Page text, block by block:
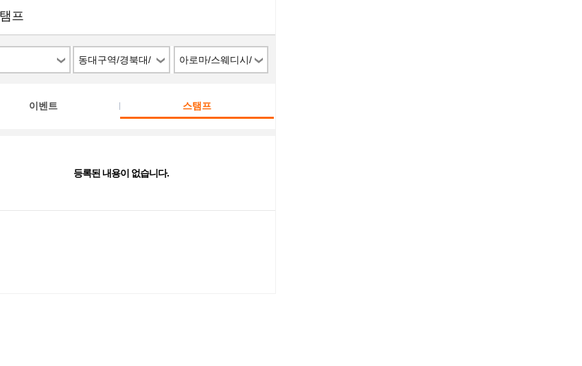
프
동대구역/경북대/
신천/북구
아로마/스웨디시/
스파
이벤트 스탬프
등록된 내용이 없습니다.